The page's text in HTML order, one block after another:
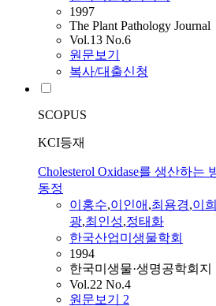
1997
The Plant Pathology Journal
Vol.13 No.6
원문보기
복사/대출신청
SCOPUS
KCI등재
Cholesterol Oxidase를 생산하는
동정
이홍수,이인애 ,최용경,이
광,최인성,정태화
한국산업미생물학회
1994
한국미생물·생명공학회지
Vol.22 No.4
원문보기 2